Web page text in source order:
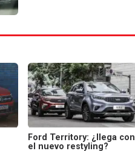
Ford Territory: ¿llega con
el nuevo restyling?